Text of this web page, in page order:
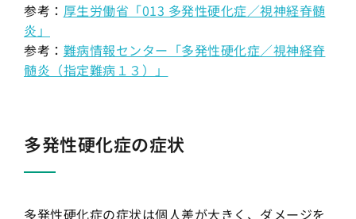
参考： 厚生労働省「013 多発性硬化症／視神経脊髄
炎」
参考： 難病情報センター「多発性硬化症／視神経脊
髄炎（指定難病１３）」
多発性硬化症の症状
多発性硬化症の症状は個人差が大きく、ダメージを